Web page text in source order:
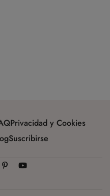
Privacidad y Cookies
Suscribirse